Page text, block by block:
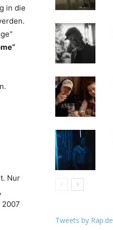
in die
Nur
,
Tweets by Rap.de